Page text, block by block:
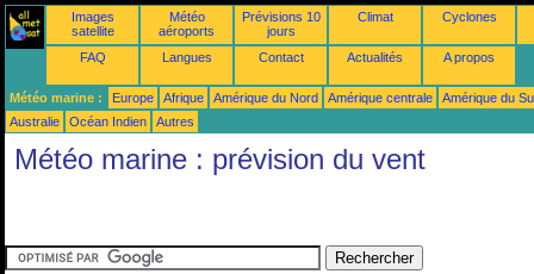
Images
satellite
Météo
aéroports
Prévisions 10
jours
Climat Cyclones
FAQ Langues Contact Actualités A propos
Météo marine : Europe Afrique Amérique du Nord Amérique centrale
Amérique du
Australie
Océan Indien Autres
Météo marine : prévision du vent